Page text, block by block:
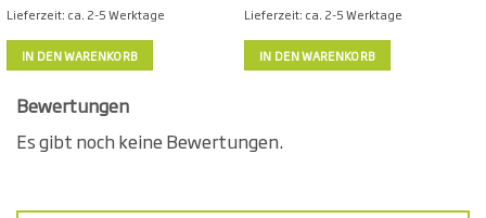
Lieferzeit: ca. 2-5 Werktage
IN DEN WARENKORB
Lieferzeit: ca. 2-5 Werktage
IN DEN WARENKORB
Bewertungen
Es gibt noch keine Bewertungen.